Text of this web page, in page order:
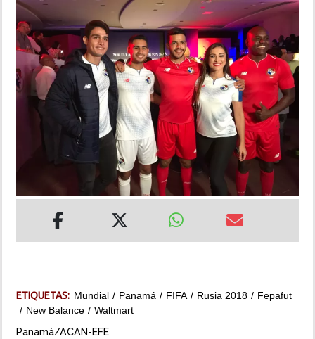
DEPORTES
MUNDO
INSÓLITAS
MULTIMEDIA
IMPRESO
ETIQUETAS: Mundial Panamá FIFA Rusia 2018
Fepafut
New Balance
Waltmart
Panamá/ACAN-EFE